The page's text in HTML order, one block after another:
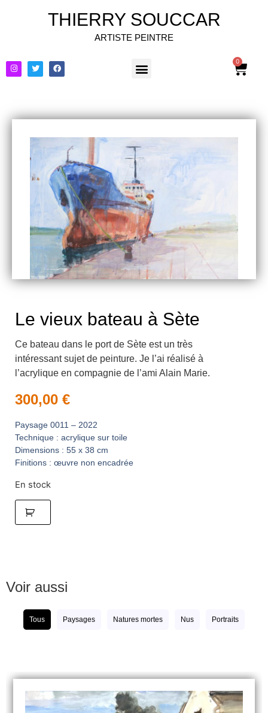
THIERRY SOUCCAR
ARTISTE PEINTRE
0
Le vieux bateau à Sète
Ce bateau dans le port de Sète est un très
intéressant sujet de peinture. Je l’ai réalisé à
l’acrylique en compagnie de l’ami Alain Marie.
300,00 €
Paysage 0011 – 2022
Technique : acrylique sur toile
Dimensions : 55 x 38 cm
Finitions : œuvre non encadrée
En stock
Voir aussi
Tous Paysages Natures mortes Nus Portraits